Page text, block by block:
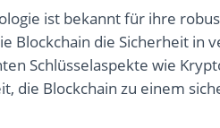
ist bekannt für ihre
Blockchain die Sicherheit in
Schlüsselaspekte wie
die Blockchain zu einem